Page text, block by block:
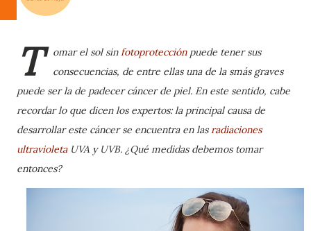
T omar el sol sinfotoprotecciónpuede tener sus
consecuencias, de entre ellas una de la smás graves
puede ser la de padecer cáncer de piel. En este sentido, cabe
recordar lo que dicen los expertos: la principal causa de
desarrollar este cáncer se encuentra en lasradiaciones
ultravioleta UVA y UVB. ¿Qué medidas debemos tomar
entonces?